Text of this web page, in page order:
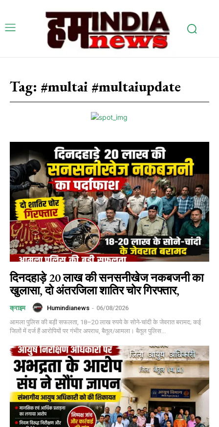
Tag: #multai #multaiupdate
दिनदहाड़े 20 लाख की सनसनीखेज नकबजनी का
खुलासा, दो अंतरजिला शातिर चोर गिरफ्तार,
क्राइम Humindianews - 06/08/2026
आमला पुलिस की बड़ी सफलता, 18–20 लाख रुपये के सोने-चांदी के जेवरात बरामद; कई
जिलों में दर्ज हैं आरोपियों पर गंभीर अपराध, बैतूल/आमला। बैतूल पुलिस...